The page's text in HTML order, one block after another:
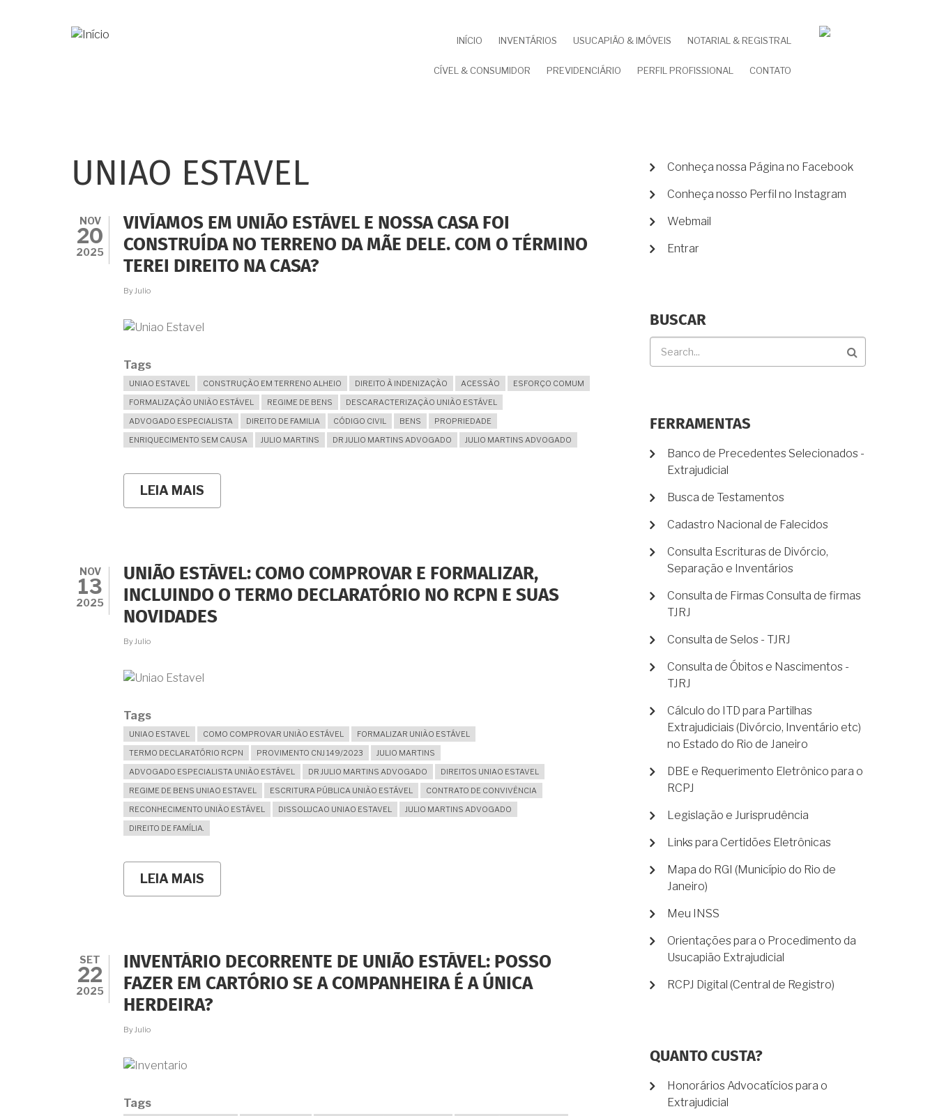
INÍCIO INVENTÁRIOS USUCAPIÃO & IMÓVEIS NOTARIAL & REGISTRAL
CÍVEL & CONSUMIDOR PREVIDENCIÁRIO PERFIL PROFISSIONAL CONTATO
UNIAO ESTAVEL
NOV
20
2025
VIVÍAMOS EM UNIÃO ESTÁVEL E NOSSA CASA FOI
CONSTRUÍDA NO TERRENO DA MÃE DELE. COM O TÉRMINO
TEREI DIREITO NA CASA?
ByJulio
Tags
UNIAO ESTAVEL CONSTRUÇÃO EM TERRENO ALHEIO DIREITO À INDENIZAÇÃO ACESSÃO
ESFORÇO COMUM
FORMALIZAÇÃO UNIÃO ESTÁVEL
REGIME DE BENS
DESCARACTERIZAÇÃO UNIÃO ESTÁVEL
ADVOGADO ESPECIALISTA
DIREITO DE FAMILIA CÓDIGO CIVIL BENS
PROPRIEDADE
ENRIQUECIMENTO SEM CAUSA
JULIO MARTINS DR JULIO MARTINS ADVOGADO JULIO MARTINS ADVOGADO
LEIA MAIS
VIVÍAMOS
NOSSA
CASA
FOI
CONSTRUÍDA
NO
DIREITO
NA
CASA?
NOV
13
2025
UNIÃO ESTÁVEL: COMO COMPROVAR E FORMALIZAR,
INCLUINDO O TERMO DECLARATÓRIO NO RCPN E SUAS
NOVIDADES
By Julio
Tags
UNIAO ESTAVEL COMO COMPROVAR UNIÃO ESTÁVEL
FORMALIZAR UNIÃO ESTÁVEL
TERMO DECLARATÓRIO RCPN
PROVIMENTO CNJ 149/2023
JULIO MARTINS
ADVOGADO ESPECIALISTA UNIÃO ESTÁVEL
DR JULIO MARTINS ADVOGADO
DIREITOS UNIAO ESTAVEL
REGIME DE BENS UNIAO ESTAVEL
ESCRITURA PÚBLICA UNIÃO ESTÁVEL
CONTRATO DE CONVIVÊNCIA
RECONHECIMENTO UNIÃO ESTÁVEL
DISSOLUCAO UNIAO ESTAVEL
JULIO MARTINS ADVOGADO
DIREITO DE FAMÍLIA.
LEIA MAIS
UNIÃO
FORMALIZAR,
INCLUINDO
O
TERMO
DECLARATÓRIO
SET
22
2025
INVENTÁRIO DECORRENTE DE UNIÃO ESTÁVEL: POSSO
FAZER EM CARTÓRIO SE A COMPANHEIRA É A ÚNICA
HERDEIRA?
By Julio
Tags
MENU
CONTA
DE
Conheça nossa Página no Facebook
Conheça nosso Perfil no Instagram
Webmail
Entrar
BUSCAR
FERRAMENTAS
Banco de Precedentes Selecionados -
Extrajudicial
Busca de Testamentos
Cadastro Nacional de Falecidos
Consulta Escrituras de Divórcio,
Separação e Inventários
Consulta de Firmas Consulta de firmas
TJRJ
Consulta de Selos - TJRJ
Consulta de Óbitos e Nascimentos -
TJRJ
Cálculo do ITD para Partilhas
Extrajudiciais (Divórcio, Inventário etc)
no Estado do Rio de Janeiro
DBE e Requerimento Eletrônico para o
RCPJ
Legislação e Jurisprudência
Links para Certidões Eletrônicas
Mapa do RGI (Município do Rio de
Janeiro)
Meu INSS
Orientações para o Procedimento da
Usucapião Extrajudicial
RCPJ Digital (Central de Registro)
QUANTO CUSTA?
Honorários Advocatícios para o
Extrajudicial